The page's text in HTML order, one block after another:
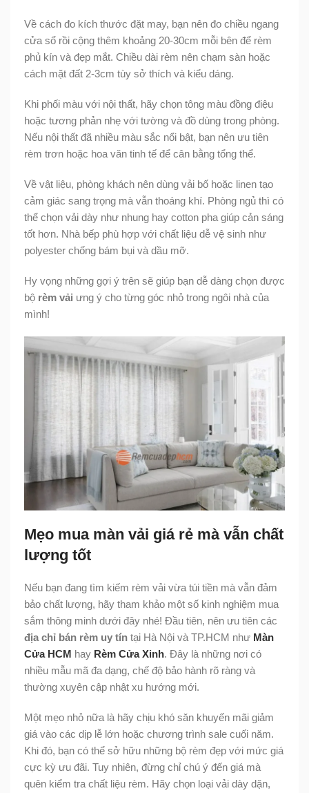
Về cách đo kích thước đặt may, bạn nên đo chiều ngang
cửa sổ rồi cộng thêm khoảng 20-30cm mỗi bên để rèm
phủ kín và đẹp mắt. Chiều dài rèm nên chạm sàn hoặc
cách mặt đất 2-3cm tùy sở thích và kiểu dáng.
Khi phối màu với nội thất, hãy chọn tông màu đồng điệu
hoặc tương phản nhẹ với tường và đồ dùng trong phòng.
Nếu nội thất đã nhiều màu sắc nổi bật, bạn nên ưu tiên
rèm trơn hoặc hoa văn tinh tế để cân bằng tổng thể.
Về vật liệu, phòng khách nên dùng vải bố hoặc linen tạo
cảm giác sang trọng mà vẫn thoáng khí. Phòng ngủ thì có
thể chọn vải dày như nhung hay cotton pha giúp cản sáng
tốt hơn. Nhà bếp phù hợp với chất liệu dễ vệ sinh như
polyester chống bám bụi và dầu mỡ.
Hy vọng những gợi ý trên sẽ giúp bạn dễ dàng chọn được
bộ rèm vải ưng ý cho từng góc nhỏ trong ngôi nhà của
mình!
Mẹo mua màn vải giá rẻ mà vẫn chất
lượng tốt
Nếu bạn đang tìm kiếm rèm vải vừa túi tiền mà vẫn đảm
bảo chất lượng, hãy tham khảo một số kinh nghiệm mua
sắm thông minh dưới đây nhé! Đầu tiên, nên ưu tiên các
địa chỉ bán rèm uy tín tại Hà Nội và TP.HCM như Màn
Cửa HCM hay Rèm Cửa Xinh. Đây là những nơi có
nhiều mẫu mã đa dạng, chế độ bảo hành rõ ràng và
thường xuyên cập nhật xu hướng mới.
Một mẹo nhỏ nữa là hãy chịu khó săn khuyến mãi giảm
giá vào các dịp lễ lớn hoặc chương trình sale cuối năm.
Khi đó, bạn có thể sở hữu những bộ rèm đẹp với mức giá
cực kỳ ưu đãi. Tuy nhiên, đừng chỉ chú ý đến giá mà
quên kiểm tra chất liệu rèm. Hãy chọn loại vải dày dặn,